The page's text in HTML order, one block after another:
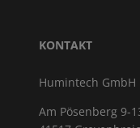
KONTAKT
Humintech GmbH
Am Pösenberg 9-